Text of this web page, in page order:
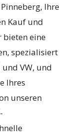
Ihre
Kauf und
bieten eine
spezialisiert
VW, und
Ihres
unseren